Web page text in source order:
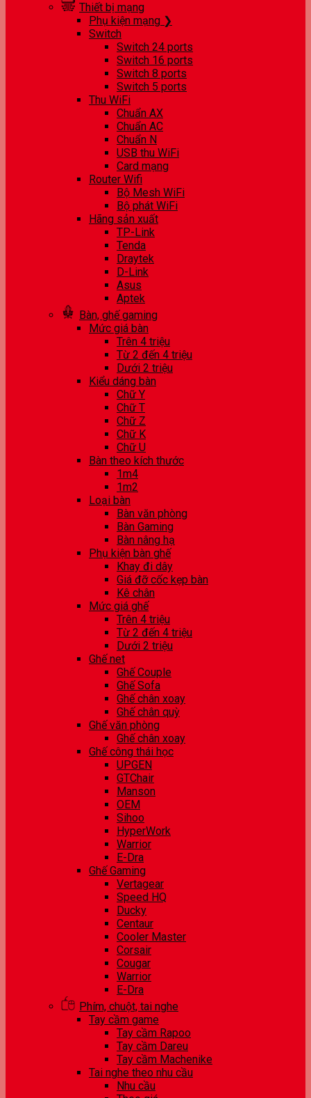
Thiết bị mạng
Phụ kiện mạng ❯
Switch
Switch 24 ports
Switch 16 ports
Switch 8 ports
Switch 5 ports
Thu WiFi
Chuẩn AX
Chuẩn AC
Chuẩn N
USB thu WiFi
Card mạng
Router Wifi
Bộ Mesh WiFi
Bộ phát WiFi
Hãng sản xuất
TP-Link
Tenda
Draytek
D-Link
Asus
Aptek
Bàn, ghế gaming
Mức giá bàn
Trên 4 triệu
Từ 2 đến 4 triệu
Dưới 2 triệu
Kiểu dáng bàn
Chữ Y
Chữ T
Chữ Z
Chữ K
Chữ U
Bàn theo kích thước
1m4
1m2
Loại bàn
Bàn văn phòng
Bàn Gaming
Bàn nâng hạ
Phụ kiện bàn ghế
Khay đi dây
Giá đỡ cốc kẹp bàn
Kê chân
Mức giá ghế
Trên 4 triệu
Từ 2 đến 4 triệu
Dưới 2 triệu
Ghế net
Ghế Couple
Ghế Sofa
Ghế chân xoay
Ghế chân quỳ
Ghế văn phòng
Ghế chân xoay
Ghế công thái học
UPGEN
GTChair
Manson
OEM
Sihoo
HyperWork
Warrior
E-Dra
Ghế Gaming
Vertagear
Speed HQ
Ducky
Centaur
Cooler Master
Corsair
Cougar
Warrior
E-Dra
Phím, chuột, tai nghe
Tay cầm game
Tay cầm Rapoo
Tay cầm Dareu
Tay cầm Machenike
Tai nghe theo nhu cầu
Nhu cầu